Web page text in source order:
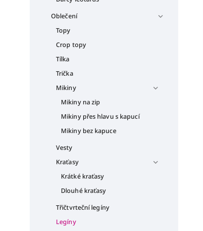
Oblečení
Topy
Crop topy
Tílka
Trička
Mikiny
Mikiny na zip
Mikiny přes hlavu s kapucí
Mikiny bez kapuce
Vesty
Kraťasy
Krátké kraťasy
Dlouhé kraťasy
Třičtvrteční legíny
Legíny